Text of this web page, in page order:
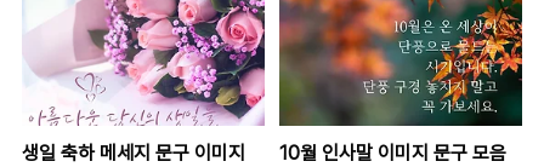
생일 축하 메세지 문구 이미지
10월 인사말 이미지 문구 모음